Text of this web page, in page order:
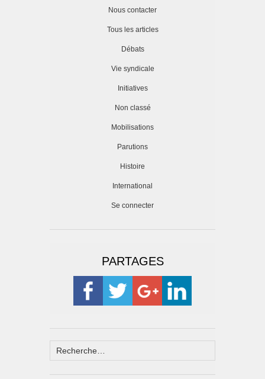
Nous contacter
Tous les articles
Débats
Vie syndicale
Initiatives
Non classé
Mobilisations
Parutions
Histoire
International
Se connecter
PARTAGES